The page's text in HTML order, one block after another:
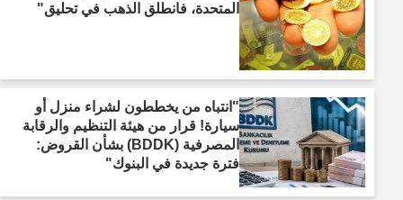
المتحدة، فانطلق الذهب في تحليق"
"انتباه من يخططون لشراء منزل أو
سيارة! قرار من هيئة التنظيم والرقابة
المصرفية (BDDK) بشأن القروض:
فترة جديدة في البنوك"